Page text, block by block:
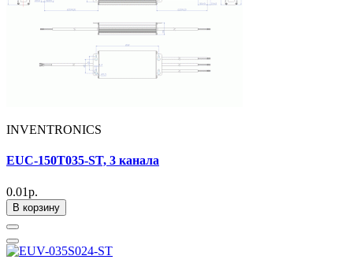
INVENTRONICS
EUC-150T035-ST, 3 канала
0.01р.
В корзину